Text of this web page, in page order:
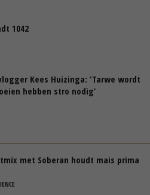
1042
Kees Huizinga: ‘Tarwe wordt
hebben stro nodig’
met Soberan houdt mais prima